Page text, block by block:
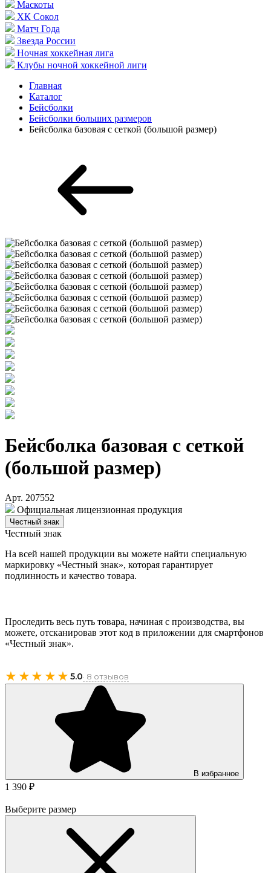
Маскоты
ХК Сокол
Матч Года
Звезда России
Ночная хоккейная лига
Клубы ночной хоккейной лиги
Главная
Каталог
Бейсболки
Бейсболки больших размеров
Бейсболка базовая с сеткой (большой размер)
Бейсболка базовая с сеткой
(большой размер)
Арт. 207552
Официальная лицензионная продукция
Честный знак
Честный знак
На всей нашей продукции вы можете найти специальную
маркировку «Честный знак», которая гарантирует
подлинность и качество товара.
Проследить весь путь товара, начиная с производства, вы
можете, отсканировав этот код в приложении для смартфонов
«Честный знак».
★★★★★ 5.0· 8 отзывов
В избранное
1 390 ₽
Выберите размер